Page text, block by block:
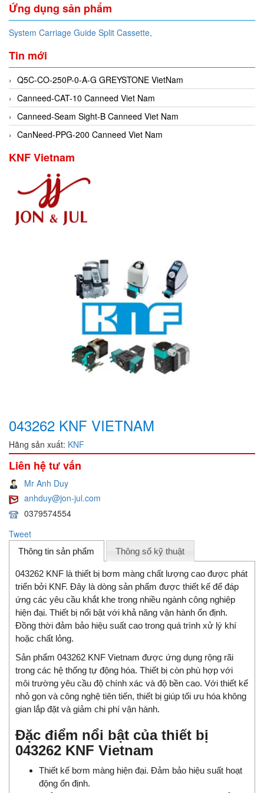
Ứng dụng sản phẩm
System Carriage Guide Split Cassette,
Tin mới
Q5C-CO-250P-0-A-G GREYSTONE VietNam
Canneed-CAT-10 Canneed Viet Nam
Canneed-Seam Sight-B Canneed Viet Nam
CanNeed-PPG-200 Canneed Viet Nam
KNF Vietnam
043262 KNF VIETNAM
Hãng sản xuất: KNF
Liên hệ tư vấn
Mr Anh Duy
anhduy@jon-jul.com
0379574554
Tweet
Thông tin sản phẩm Thông số kỹ thuật
043262 KNF là thiết bị bơm màng chất lượng cao được phát
triển bởi KNF. Đây là dòng sản phẩm được thiết kế để đáp
ứng các yêu cầu khắt khe trong nhiều ngành công nghiệp
hiện đại. Thiết bị nổi bật với khả năng vận hành ổn định.
Đồng thời đảm bảo hiệu suất cao trong quá trình xử lý khí
hoặc chất lỏng.
Sản phẩm 043262 KNF Vietnam được ứng dụng rộng rãi
trong các hệ thống tự động hóa. Thiết bị còn phù hợp với
môi trường yêu cầu độ chính xác và độ bền cao. Với thiết kế
nhỏ gọn và công nghệ tiên tiến, thiết bị giúp tối ưu hóa không
gian lắp đặt và giảm chi phí vận hành.
Đặc điểm nổi bật của thiết bị
043262 KNF Vietnam
Thiết kế bơm màng hiện đại. Đảm bảo hiệu suất hoạt
động ổn định.